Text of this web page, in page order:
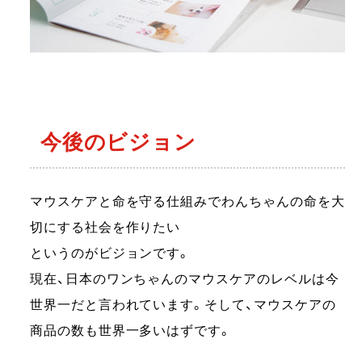
今後のビジョン
マウスケアと命を守る仕組みでわんちゃんの命を大
切にする社会を作りたい
というのがビジョンです。
現在、日本のワンちゃんのマウスケアのレベルは今
世界一だと言われています。そして、マウスケアの
商品の数も世界一多いはずです。